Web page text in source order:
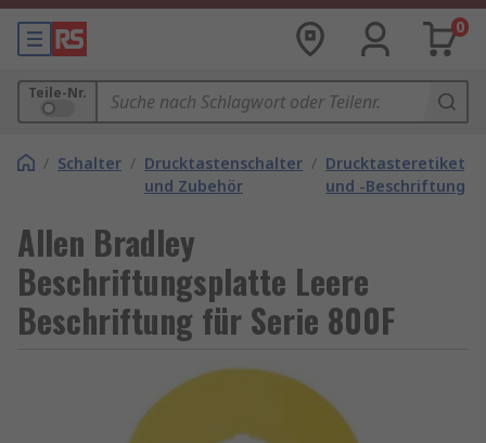
0
Teile-Nr.
/ Schalter / Drucktastenschalter
und Zubehör
/
und -Beschriftungen
Allen Bradley
Beschriftungsplatte Leere
Beschriftung für Serie 800F